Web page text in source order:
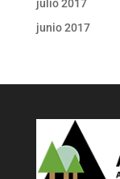
julio 2017
junio 2017